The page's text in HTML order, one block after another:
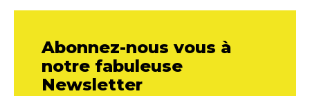
Abonnez-nous vous à
notre fabuleuse
Newsletter